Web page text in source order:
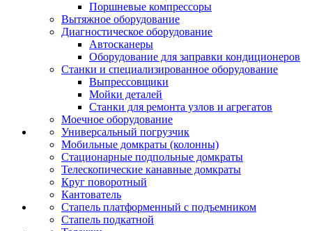
Поршневые компрессоры
Вытяжное оборудование
Диагностическое оборудование
Автосканеры
Оборудование для заправки кондиционеров
Станки и специализированное оборудование
Выпрессовщики
Мойки деталей
Станки для ремонта узлов и агрегатов
Моечное оборудование
Универсальный погрузчик
Мобильные домкраты (колонны)
Стационарные подпольные домкраты
Телескопические канавные домкраты
Круг поворотный
Кантователь
Стапель платформенный с подъемником
Стапель подкатной